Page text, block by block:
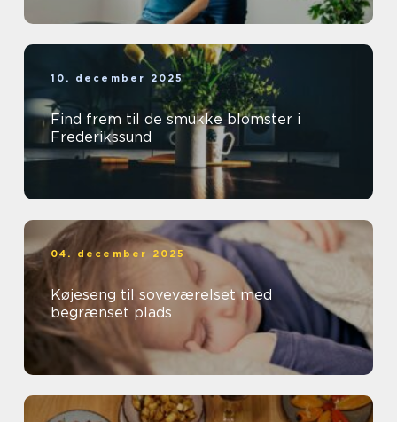
10. december 2025
Find frem til de smukke blomster i
Frederikssund
04. december 2025
Køjeseng til soveværelset med
begrænset plads